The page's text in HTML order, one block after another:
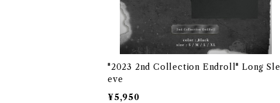
"2023 2nd Collection Endroll" Long Sle
eve
¥5,950